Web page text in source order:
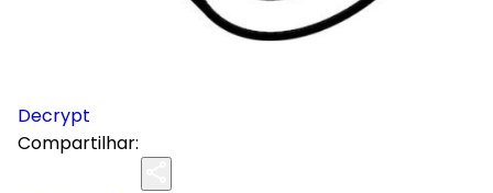
Decrypt
Compartilhar: